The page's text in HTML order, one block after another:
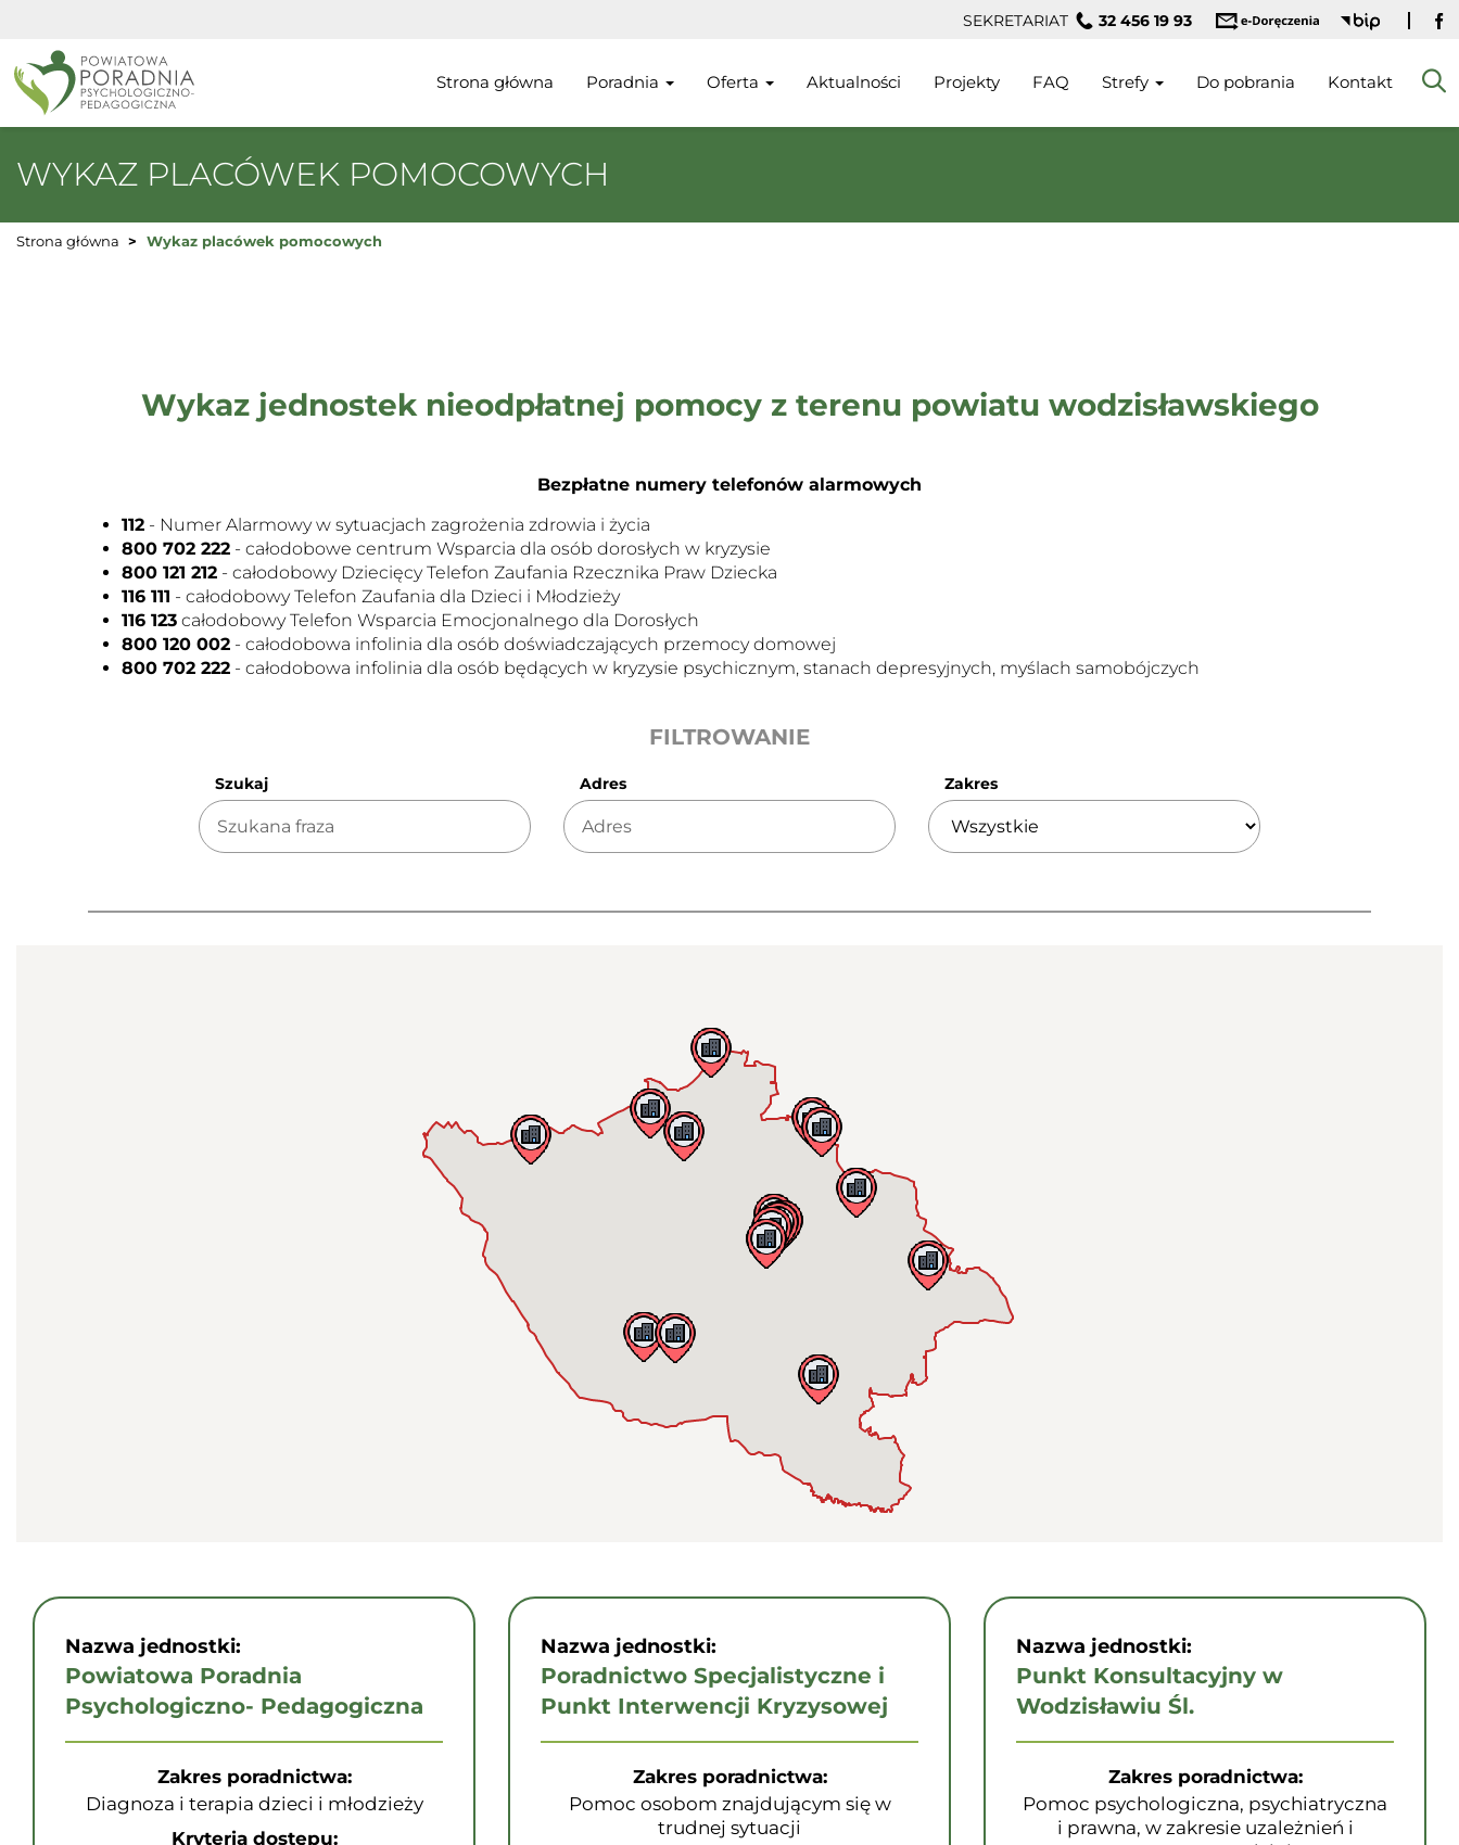
SEKRETARIAT 32 456 19 93
Strona główna Poradnia Oferta Aktualności Projekty FAQ Strefy Do pobrania Kontakt
WYKAZ PLACÓWEK POMOCOWYCH
Strona główna Wykaz placówek pomocowych
Wykaz jednostek nieodpłatnej pomocy z terenu powiatu wodzisławskiego
Bezpłatne numery telefonów alarmowych
112 - Numer Alarmowy w sytuacjach zagrożenia zdrowia i życia
800 702 222 - całodobowe centrum Wsparcia dla osób dorosłych w kryzysie
800 121 212 - całodobowy Dziecięcy Telefon Zaufania Rzecznika Praw Dziecka
116 111 - całodobowy Telefon Zaufania dla Dzieci i Młodzieży
116 123 całodobowy Telefon Wsparcia Emocjonalnego dla Dorosłych
800 120 002 - całodobowa infolinia dla osób doświadczających przemocy domowej
800 702 222 - całodobowa infolinia dla osób będących w kryzysie psychicznym, stanach depresyjnych, myślach samobójczych
FILTROWANIE
Szukaj Adres Zakres
Nazwa jednostki:
Powiatowa Poradnia
Psychologiczno- Pedagogiczna
Zakres poradnictwa:
Diagnoza i terapia dzieci i młodzieży
Kryteria dostępu:
Nazwa jednostki:
Poradnictwo Specjalistyczne i
Punkt Interwencji Kryzysowej
Zakres poradnictwa:
Pomoc osobom znajdującym się w
trudnej sytuacji
Nazwa jednostki:
Punkt Konsultacyjny w
Wodzisławiu Śl.
Zakres poradnictwa:
Pomoc psychologiczna, psychiatryczna
i prawna, w zakresie uzależnień i